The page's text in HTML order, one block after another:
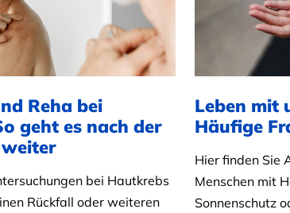
Reha bei
geht es nach der
bei Hautkrebs
Rückfall oder weiteren
Leben mit
Häufige
Hier finden Sie
Menschen mit
Sonnenschutz